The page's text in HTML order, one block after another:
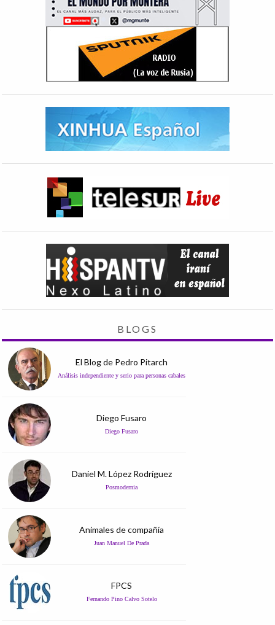
BLOGS
El Blog de Pedro Pitarch
Análisis independiente y serio para personas cabales
Diego Fusaro
Diego Fusaro
Daniel M. López Rodríguez
Posmodernia
Animales de compañía
Juan Manuel De Prada
FPCS
Fernando Pino Calvo Sotelo